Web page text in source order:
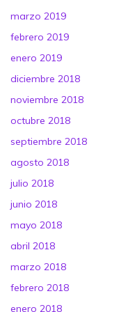
marzo 2019
febrero 2019
enero 2019
diciembre 2018
noviembre 2018
octubre 2018
septiembre 2018
agosto 2018
julio 2018
junio 2018
mayo 2018
abril 2018
marzo 2018
febrero 2018
enero 2018